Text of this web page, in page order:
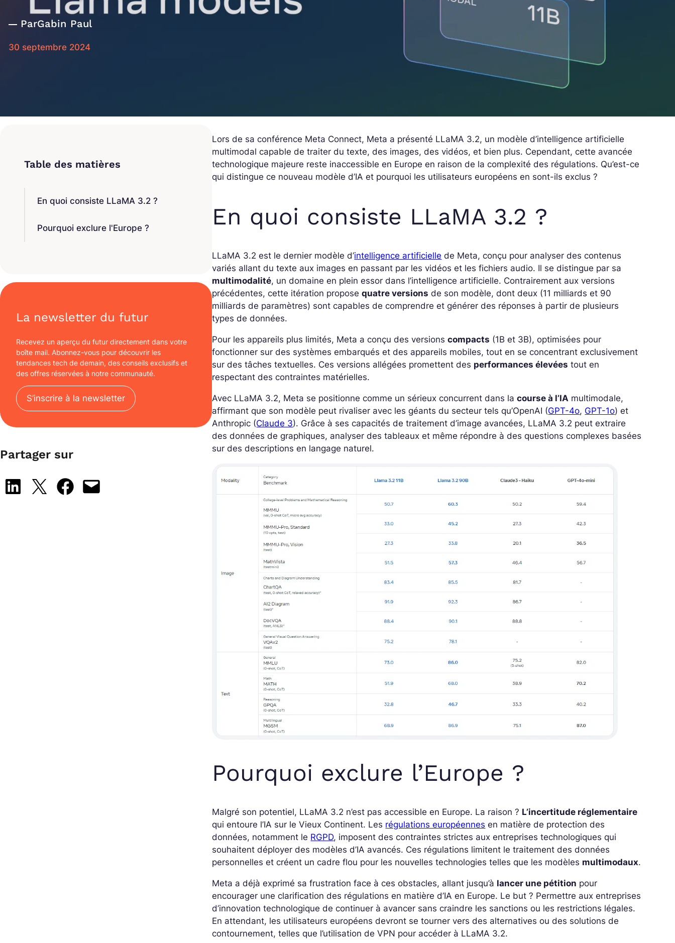
ParGabin Paul
30 septembre 2024
En quoi consiste LLaMA 3.2 ?
Pourquoi exclure l'Europe ?
La newsletter du futur
Recevez un aperçu du futur directement dans votre
boîte mail. Abonnez-vous pour découvrir les
tendances tech de demain, des conseils exclusifs et
des offres réservées à notre communauté.
S’inscrire à la newsletter
Partager sur
Share on LinkedIn
Share on X Share on Facebook
Email this Page
Lors de sa conférence Meta Connect, Meta a présenté LLaMA 3.2, un modèle d’intelligence artificielle
multimodal capable de traiter du texte, des images, des vidéos, et bien plus. Cependant, cette avancée
technologique majeure reste inaccessible en Europe en raison de la complexité des régulations. Qu’est-ce
qui distingue ce nouveau modèle d’IA et pourquoi les utilisateurs européens en sont-ils exclus ?
En quoi consiste LLaMA 3.2 ?
LLaMA 3.2 est le dernier modèle d’intelligence artificielle de Meta, conçu pour analyser des contenus
variés allant du texte aux images en passant par les vidéos et les fichiers audio. Il se distingue par sa
multimodalité, un domaine en plein essor dans l’intelligence artificielle. Contrairement aux versions
précédentes, cette itération proposequatre versions de son modèle, dont deux (11 milliards et 90
milliards de paramètres) sont capables de comprendre et générer des réponses à partir de plusieurs
types de données.
Pour les appareils plus limités, Meta a conçu des versionscompacts (1B et 3B), optimisées pour
fonctionner sur des systèmes embarqués et des appareils mobiles, tout en se concentrant exclusivement
sur des tâches textuelles. Ces versions allégées promettent des performances élevées tout en
respectant des contraintes matérielles.
Avec LLaMA 3.2, Meta se positionne comme un sérieux concurrent dans lacourse à l’IA multimodale,
affirmant que son modèle peut rivaliser avec les géants du secteur tels qu’OpenAI (GPT-4o, GPT-1o) et
Anthropic (Claude 3). Grâce à ses capacités de traitement d’image avancées, LLaMA 3.2 peut extraire
des données de graphiques, analyser des tableaux et même répondre à des questions complexes basées
sur des descriptions en langage naturel.
Pourquoi exclure l’Europe ?
Malgré son potentiel, LLaMA 3.2 n’est pas accessible en Europe. La raison ? L’incertitude réglementaire
qui entoure l’IA sur le Vieux Continent. Les régulations européennes en matière de protection des
données, notamment le RGPD, imposent des contraintes strictes aux entreprises technologiques qui
souhaitent déployer des modèles d’IA avancés. Ces régulations limitent le traitement des données
personnelles et créent un cadre flou pour les nouvelles technologies telles que les modèles multimodaux.
Meta a déjà exprimé sa frustration face à ces obstacles, allant jusqu’à lancer une pétition pour
encourager une clarification des régulations en matière d’IA en Europe. Le but ? Permettre aux entreprises
d’innovation technologique de continuer à avancer sans craindre les sanctions ou les restrictions légales.
En attendant, les utilisateurs européens devront se tourner vers des alternatives ou des solutions de
contournement, telles que l’utilisation de VPN pour accéder à LLaMA 3.2.